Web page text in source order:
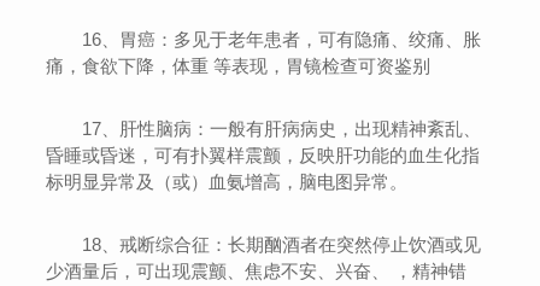
16、胃癌：多见于老年患者，可有隐痛、绞痛、胀
痛，食欲下降，体重 等表现，胃镜检查可资鉴别
17、肝性脑病：一般有肝病病史，出现精神紊乱、
昏睡或昏迷，可有扑翼样震颤，反映肝功能的血生化指
标明显异常及（或）血氨增高，脑电图异常。
18、戒断综合征：长期酗酒者在突然停止饮酒或见
少酒量后，可出现震颤、焦虑不安、兴奋、 ，精神错